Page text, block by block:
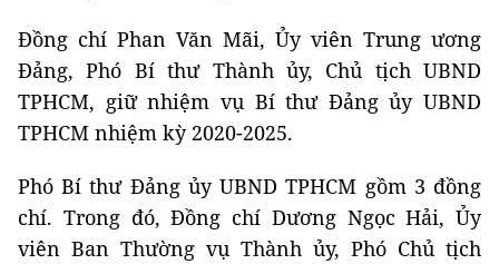
Đồng chí Phan Văn Mãi, Ủy viên Trung ương
Đảng, Phó Bí thư Thành ủy, Chủ tịch UBND
TPHCM, giữ nhiệm vụ Bí thư Đảng ủy UBND
TPHCM nhiệm kỳ 2020-2025.
Phó Bí thư Đảng ủy UBND TPHCM gồm 3 đồng
chí. Trong đó, Đồng chí Dương Ngọc Hải, Ủy
viên Ban Thường vụ Thành ủy, Phó Chủ tịch